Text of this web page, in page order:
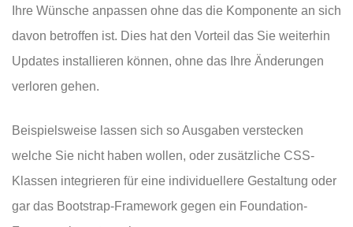
Ihre Wünsche anpassen ohne das die Komponente an sich
davon betroffen ist. Dies hat den Vorteil das Sie weiterhin
Updates installieren können, ohne das Ihre Änderungen
verloren gehen.
Beispielsweise lassen sich so Ausgaben verstecken
welche Sie nicht haben wollen, oder zusätzliche CSS-
Klassen integrieren für eine individuellere Gestaltung oder
gar das Bootstrap-Framework gegen ein Foundation-